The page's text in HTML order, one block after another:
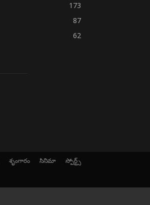
173
87
62
శృంగారం సినిమా స్పోర్ట్స్